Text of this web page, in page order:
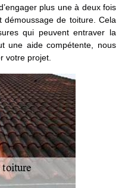
plus une à deux fois
de toiture. Cela
qui peuvent entraver la
une aide compétente, nous
votre projet.